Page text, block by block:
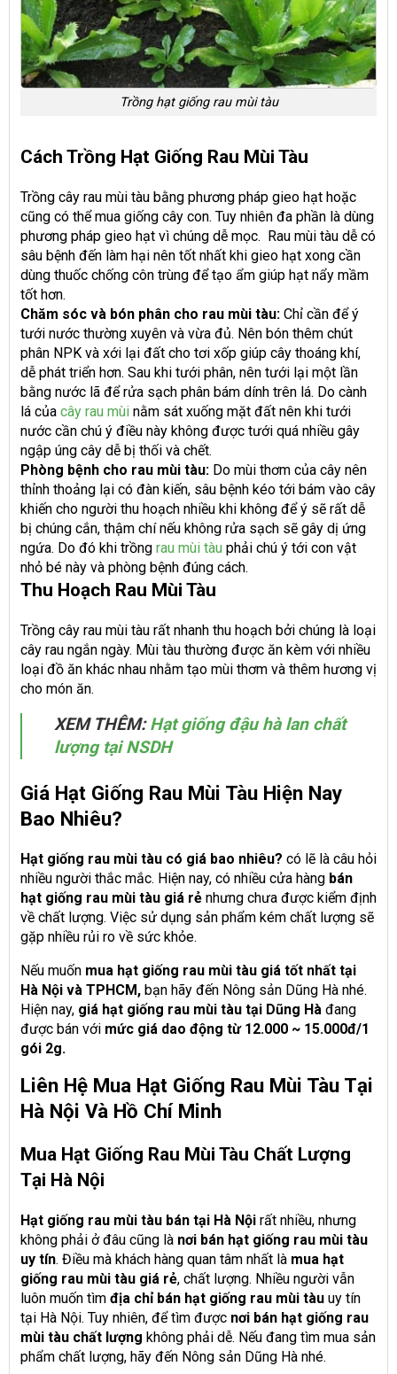
Trồng hạt giống rau mùi tàu
Cách Trồng Hạt Giống Rau Mùi Tàu
Trồng cây rau mùi tàu bằng phương pháp gieo hạt hoặc
cũng có thể mua giống cây con. Tuy nhiên đa phần là dùng
phương pháp gieo hạt vì chúng dễ mọc. Rau mùi tàu dễ có
sâu bệnh đến làm hại nên tốt nhất khi gieo hạt xong cần
dùng thuốc chống côn trùng để tạo ẩm giúp hạt nẩy mầm
tốt hơn.
Chăm sóc và bón phân cho rau mùi tàu: Chỉ cần để ý
tưới nước thường xuyên và vừa đủ. Nên bón thêm chút
phân NPK và xới lại đất cho tơi xốp giúp cây thoáng khí,
dễ phát triển hơn. Sau khi tưới phân, nên tưới lại một lần
bằng nước lã để rửa sạch phân bám dính trên lá. Do cành
lá của cây rau mùi nằm sát xuống mặt đất nên khi tưới
nước cần chú ý điều này không được tưới quá nhiều gây
ngập úng cây dễ bị thối và chết.
Phòng bệnh cho rau mùi tàu: Do mùi thơm của cây nên
thỉnh thoảng lại có đàn kiến, sâu bệnh kéo tới bám vào cây
khiến cho người thu hoạch nhiều khi không để ý sẽ rất dễ
bị chúng cắn, thậm chí nếu không rửa sạch sẽ gây dị ứng
ngứa. Do đó khi trồng rau mùi tàu phải chú ý tới con vật
nhỏ bé này và phòng bệnh đúng cách.
Thu Hoạch Rau Mùi Tàu
Trồng cây rau mùi tàu rất nhanh thu hoạch bởi chúng là loại
cây rau ngắn ngày. Mùi tàu thường được ăn kèm với nhiều
loại đồ ăn khác nhau nhằm tạo mùi thơm và thêm hương vị
cho món ăn.
XEM THÊM:Hạt giống đậu hà lan chất
lượng tại NSDH
Giá Hạt Giống Rau Mùi Tàu Hiện Nay
Bao Nhiêu?
Hạt giống rau mùi tàu có giá bao nhiêu? có lẽ là câu hỏi
nhiều người thắc mắc. Hiện nay, có nhiều cửa hàng bán
hạt giống rau mùi tàu giá rẻ nhưng chưa được kiểm định
về chất lượng. Việc sử dụng sản phẩm kém chất lượng sẽ
gặp nhiều rủi ro về sức khỏe.
Nếu muốn mua hạt giống rau mùi tàu giá tốt nhất tại
Hà Nội và TPHCM, bạn hãy đến Nông sản Dũng Hà nhé.
Hiện nay, giá hạt giống rau mùi tàu tại Dũng Hà đang
được bán với mức giá dao động từ 12.000 ~ 15.000đ/1
gói 2g.
Liên Hệ Mua Hạt Giống Rau Mùi Tàu Tại
Hà Nội Và Hồ Chí Minh
Mua Hạt Giống Rau Mùi Tàu Chất Lượng
Tại Hà Nội
Hạt giống rau mùi tàu bán tại Hà Nội rất nhiều, nhưng
không phải ở đâu cũng là nơi bán hạt giống rau mùi tàu
uy tín. Điều mà khách hàng quan tâm nhất là mua hạt
giống rau mùi tàu giá rẻ, chất lượng. Nhiều người vẫn
luôn muốn tìm địa chỉ bán hạt giống rau mùi tàu uy tín
tại Hà Nội. Tuy nhiên, để tìm được nơi bán hạt giống rau
mùi tàu chất lượng không phải dễ. Nếu đang tìm mua sản
phẩm chất lượng, hãy đến Nông sản Dũng Hà nhé.